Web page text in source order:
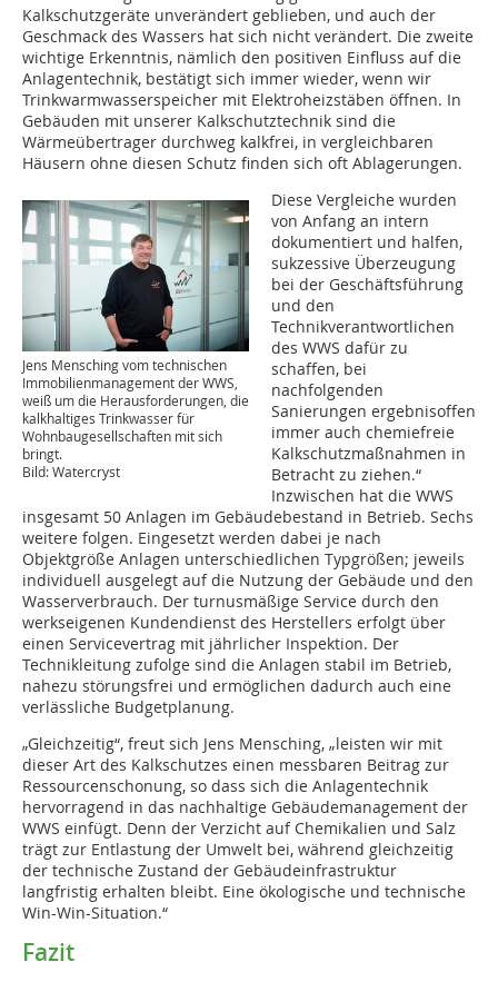
Kalkschutzgeräte unverändert geblieben, und auch der
Geschmack des Wassers hat sich nicht verändert. Die zweite
wichtige Erkenntnis, nämlich den positiven Einfluss auf die
Anlagentechnik, bestätigt sich immer wieder, wenn wir
Trinkwarmwasserspeicher mit Elektroheizstäben öffnen. In
Gebäuden mit unserer Kalkschutztechnik sind die
Wärmeübertrager durchweg kalkfrei, in vergleichbaren
Häusern ohne diesen Schutz finden sich oft Ablagerungen.
Jens Mensching vom technischen
Immobilienmanagement der WWS,
weiß um die Herausforderungen, die
kalkhaltiges Trinkwasser für
Wohnbaugesellschaften mit sich
bringt.
Bild: Watercryst
Diese Vergleiche wurden
von Anfang an intern
dokumentiert und halfen,
sukzessive Überzeugung
bei der Geschäftsführung
und den
Technikverantwortlichen
des WWS dafür zu
schaffen, bei
nachfolgenden
Sanierungen ergebnisoffen
immer auch chemiefreie
Kalkschutzmaßnahmen in
Betracht zu ziehen.“
Inzwischen hat die WWS
insgesamt 50 Anlagen im Gebäudebestand in Betrieb. Sechs
weitere folgen. Eingesetzt werden dabei je nach
Objektgröße Anlagen unterschiedlichen Typgrößen; jeweils
individuell ausgelegt auf die Nutzung der Gebäude und den
Wasserverbrauch. Der turnusmäßige Service durch den
werkseigenen Kundendienst des Herstellers erfolgt über
einen Servicevertrag mit jährlicher Inspektion. Der
Technikleitung zufolge sind die Anlagen stabil im Betrieb,
nahezu störungsfrei und ermöglichen dadurch auch eine
verlässliche Budgetplanung.
„Gleichzeitig“, freut sich Jens Mensching, „leisten wir mit
dieser Art des Kalkschutzes einen messbaren Beitrag zur
Ressourcenschonung, so dass sich die Anlagentechnik
hervorragend in das nachhaltige Gebäudemanagement der
WWS einfügt. Denn der Verzicht auf Chemikalien und Salz
trägt zur Entlastung der Umwelt bei, während gleichzeitig
der technische Zustand der Gebäudeinfrastruktur
langfristig erhalten bleibt. Eine ökologische und technische
Win-Win-Situation.“
Fazit